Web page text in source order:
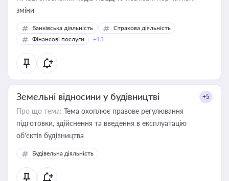
зміни
Банківська діяльність
Страхова діяльність
Фінансові послуги
+13
Земельні відносини у будівництві +5
Про що тема: Тема охоплює правове регулювання
підготовки, здійснення та введення в експлуатацію
об’єктів будівництва
Будівельна діяльність